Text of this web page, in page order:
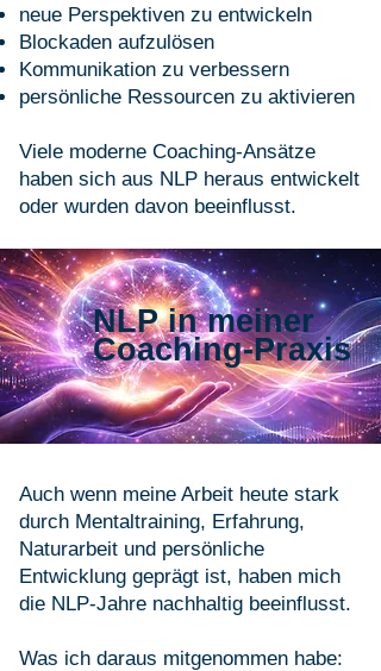
neue Perspektiven zu entwickeln
Blockaden aufzulösen
Kommunikation zu verbessern
persönliche Ressourcen zu aktivieren
Viele moderne Coaching-Ansätze
haben sich aus NLP heraus entwickelt
oder wurden davon beeinflusst.
NLP in meiner
Coaching-Praxis
Auch wenn meine Arbeit heute stark
durch Mentaltraining, Erfahrung,
Naturarbeit und persönliche
Entwicklung geprägt ist, haben mich
die NLP-Jahre nachhaltig beeinflusst.
Was ich daraus mitgenommen habe: